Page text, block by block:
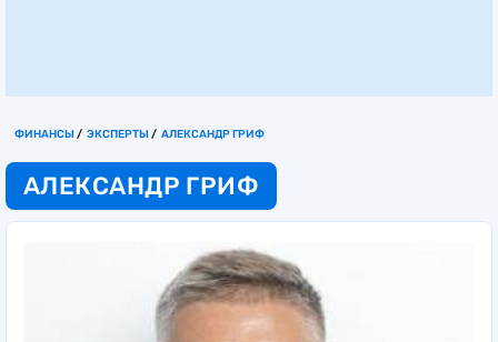
ФИНАНСЫ ЭКСПЕРТЫ АЛЕКСАНДР ГРИФ
АЛЕКСАНДР ГРИФ